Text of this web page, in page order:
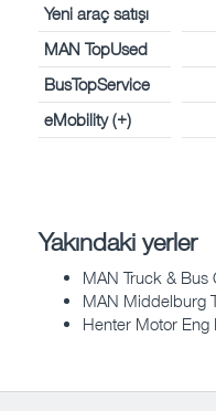
Yeni araç satışı
MAN TopUsed
BusTopService
eMobility (+)
Yakındaki yerler
MAN Truck &
MAN Middelburg
Henter Motor